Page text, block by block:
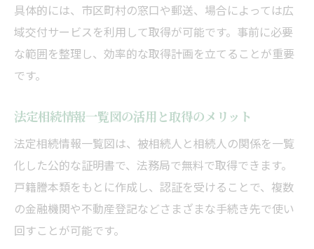
具体的には、市区町村の窓口や郵送、場合によっては広
域交付サービスを利用して取得が可能です。事前に必要
な範囲を整理し、効率的な取得計画を立てることが重要
です。
法定相続情報一覧図の活用と取得のメリット
法定相続情報一覧図は、被相続人と相続人の関係を一覧
化した公的な証明書で、法務局で無料で取得できます。
戸籍謄本類をもとに作成し、認証を受けることで、複数
の金融機関や不動産登記などさまざまな手続き先で使い
回すことが可能です。